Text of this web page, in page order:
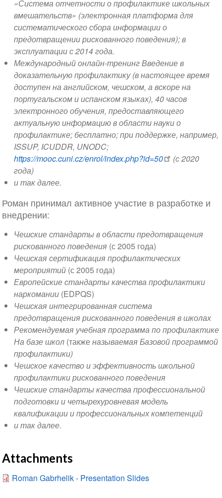
«Система отчетности о профилактике школьных
вмешательств» (электронная платформа для
систематического сбора информации о
предотвращении рискованного поведения); в
эксплуатации с 2014 года.
Международный онлайн-тренинг Введение в
доказательную профилактику (в настоящее время
доступен на английском, чешском, а вскоре на
португальском и испанском языках), 40 часов
электронного обучения, предоставляющего
актуальную информацию в области науки о
профилактике; бесплатно; при поддержке, например,
ISSUP, ICUDDR, UNODC;
https://mooc.cuni.cz/enrol/index.php?id=50
(с 2020
года)
и так далее.
Роман принимал активное участие в разработке и
внедрении:
Чешскиестандарты в области предотвращения
рискованного поведения (с 2005 года)
Чешская сертификация профилактических
мероприятий(с 2005 года)
Европейские стандарты качества профилактики
наркомании(EDPQS)
Чешская интегрированная система
предотвращения рискованного поведения в школах
Рекомендуемая учебная программа по профилактике
На базе школ (такженазываемая Базовой программой
профилактики)
Чешское качество и эффективность школьной
профилактики рискованного поведения
Чешские стандарты качества профессиональной
подготовки и четырехуровневая модель
квалификации и профессиональных компетенций
и так далее.
Attachments
Roman Gabrhelik - Presentation Slides